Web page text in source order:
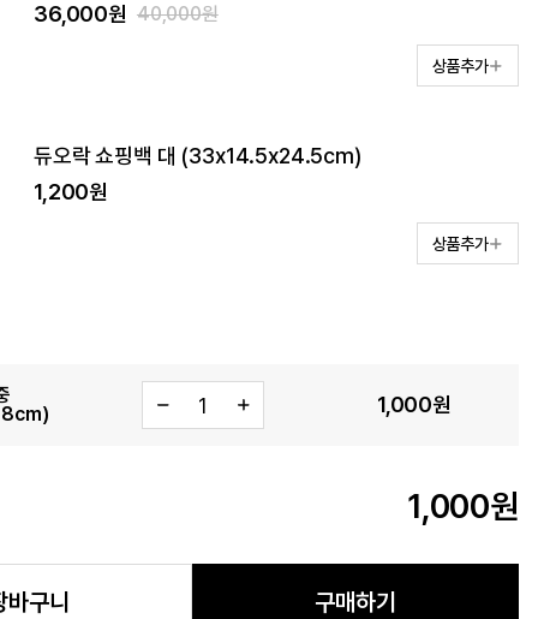
36,000원 40,000원
상품추가
듀오락 쇼핑백 대 (33x14.5x24.5cm)
1,200원
상품추가
1,000원
1,000원
바구니 구매하기